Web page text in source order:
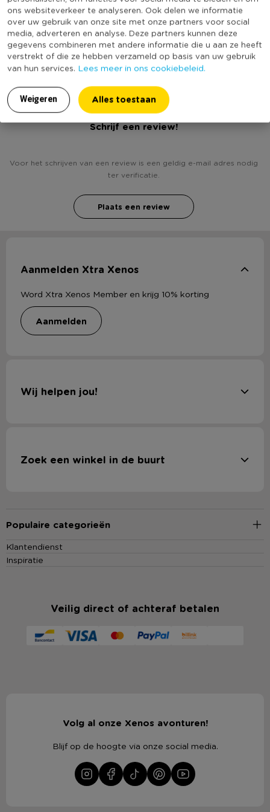
ons websiteverkeer te analyseren. Ook delen we informatie
over uw gebruik van onze site met onze partners voor social
media, adverteren en analyse. Deze partners kunnen deze
gegevens combineren met andere informatie die u aan ze heeft
verstrekt of die ze hebben verzameld op basis van uw gebruik
van hun services. Lees meer in ons cookiebeleid.
Weigeren Alles toestaan
Diameter (cm)
23
Kleur
Wit
Duurzaamheidsscore
(Nog) geen score
bekend
Heb jij Wegwerpbordjes - 23 cm - wit - set van 20?
Schrijf een review!
Voor het schrijven van een review is een geldig e-mail adres nodig
ter verificatie.
Plaats een review
Aanmelden Xtra Xenos
Word Xtra Xenos Member en krijg 10% korting
aanmelden
Wij helpen jou!
Zoek een winkel in de buurt
Populaire categorieën
Klantendienst
Inspiratie
Veilig direct of achteraf betalen
Volg al onze Xenos avonturen!
Blijf op de hoogte via onze social media.